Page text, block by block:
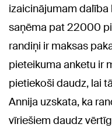
izaicinājumam dalība
saņēma pat 22000
randiņi ir maksas
pieteikuma anketu ir
pietiekoši daudz, lai
Annija uzskata, ka
vīriešiem daudz